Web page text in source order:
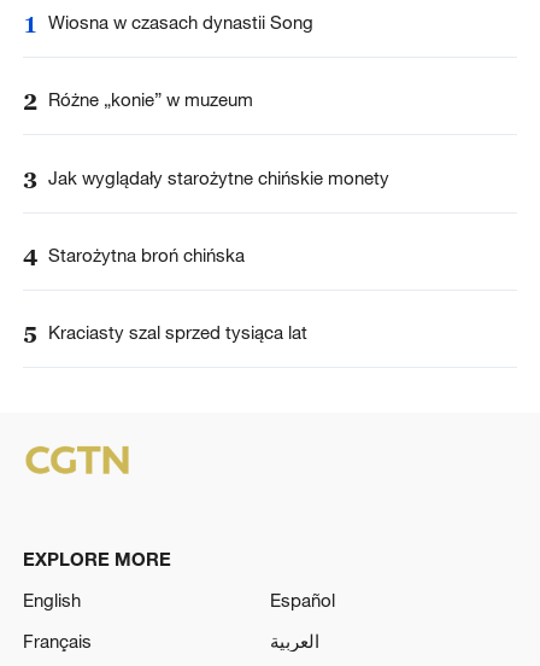
1 Wiosna w czasach dynastii Song
2 Różne „konie” w muzeum
3 Jak wyglądały starożytne chińskie monety
4 Starożytna broń chińska
5 Kraciasty szal sprzed tysiąca lat
EXPLORE MORE
English
Español
Français
العربية